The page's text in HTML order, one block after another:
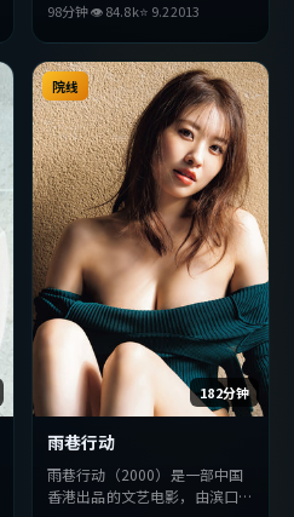
演。影片在叙事与视听上力求突
破，探讨人性与抉择，节奏张弛
有度，适合喜欢该类型的观众完
整观看。
98分钟👁84.8k⭐ 9.22013
182分钟
院线
雨巷行动
雨巷行动（2000）是一部中国
香港出品的文艺电影，由滨口龙